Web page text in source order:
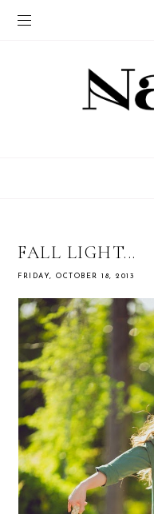
FALL LIGHT...
FRIDAY, OCTOBER 18, 2013